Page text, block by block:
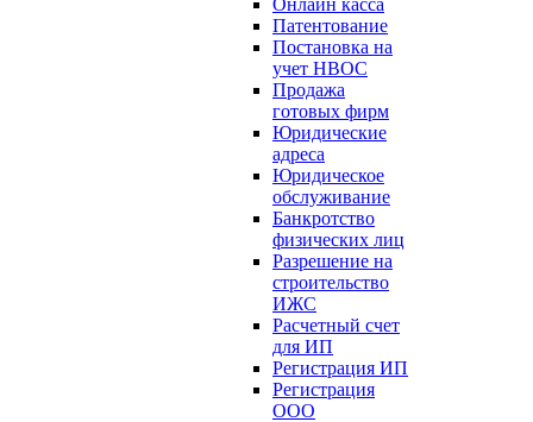
Онлайн касса
Патентование
Постановка на
учет НВОС
Продажа
готовых фирм
Юридические
адреса
Юридическое
обслуживание
Банкротство
физических лиц
Разрешение на
строительство
ИЖС
Расчетный счет
для ИП
Регистрация ИП
Регистрация
ООО